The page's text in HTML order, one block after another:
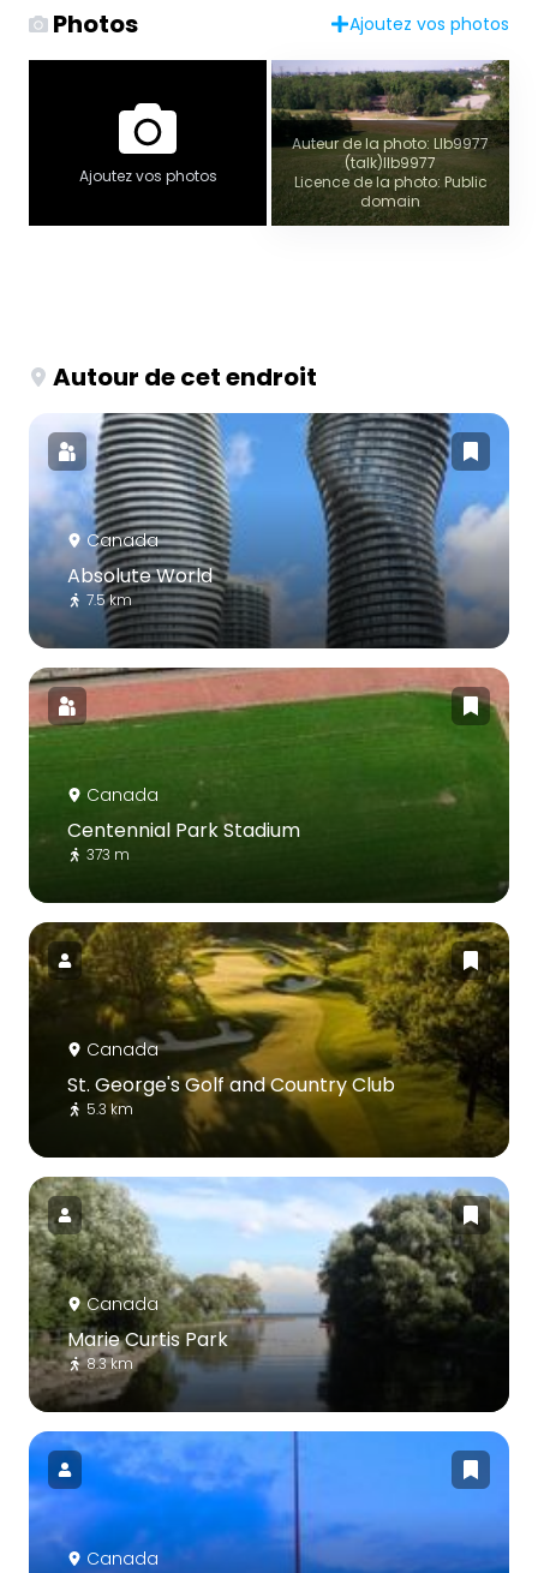
Photos Ajoutez vos photos
Ajoutez vos photos
Auteur de la photo: Llb9977
(talk)llb9977
Licence de la photo: Public
domain
Autour de cet endroit
Canada
Absolute World
7.5 km
Canada
Centennial Park Stadium
373 m
Canada
St. George's Golf and Country Club
5.3 km
Canada
Marie Curtis Park
8.3 km
Canada